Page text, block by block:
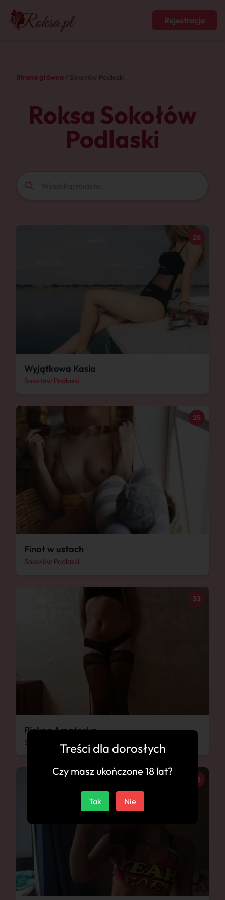
Rejestracja
Strona główna / Sokołów Podlaski
Roksa Sokołów
Podlaski
26
Wyjątkowa Kasia
Sokołów Podlaski
25
Finał w ustach
Sokołów Podlaski
33
Piękna Amatorka
Sokołów Podlaski
28
Treści dla dorosłych
Czy masz ukończone 18 lat?
Tak Nie